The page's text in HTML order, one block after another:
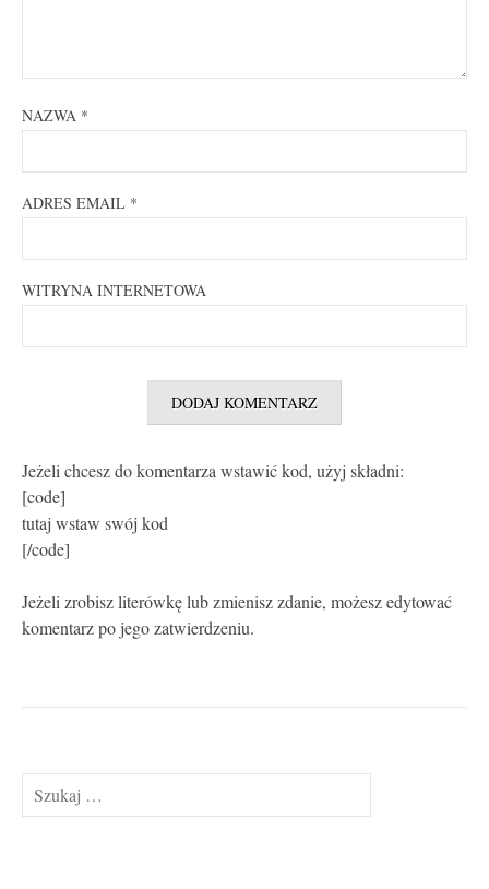
NAZWA *
ADRES EMAIL *
WITRYNA INTERNETOWA
Jeżeli chcesz do komentarza wstawić kod, użyj składni:
[code]
tutaj wstaw swój kod
[/code]
Jeżeli zrobisz literówkę lub zmienisz zdanie, możesz edytować
komentarz po jego zatwierdzeniu.
Szukaj: